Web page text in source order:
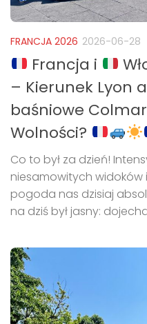
FRANCJA 2026 2026-06-28
Francja i
– Kierunek Lyon
baśniowe
Wolności?
Co to był za dzień!
niesamowitych
pogoda nas dzisiaj
na dziś był jasny: